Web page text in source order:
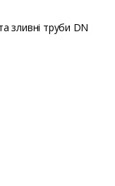
зливні труби DN